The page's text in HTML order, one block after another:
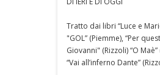
Tratto dai libri “Luce e
"GOL” (Piemme), “Per
Giovanni" (Rizzoli) “O
“Vai all’inferno Dante”